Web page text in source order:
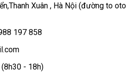
Xuân , Hà Nội (đường to oto
197 858
- 18h)